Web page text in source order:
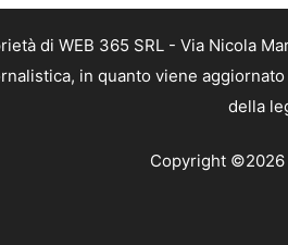
di WEB 365 SRL - Via Nicola
in quanto viene
della
Copyright